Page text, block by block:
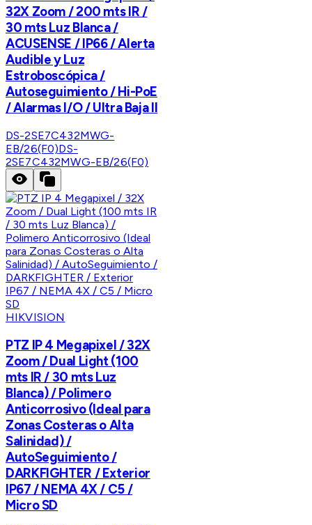
32X Zoom / 200 mts IR /
30 mts Luz Blanca /
ACUSENSE / IP66 / Alerta
Audible y Luz
Estroboscópica /
Autoseguimiento / Hi-PoE
/ Alarmas I/O / Ultra Baja Il
DS-2SE7C432MWG-
EB/26(F0)DS-
2SE7C432MWG-EB/26(F0)
HIKVISION
PTZ IP 4 Megapixel / 32X
Zoom / Dual Light (100
mts IR / 30 mts Luz
Blanca) / Polimero
Anticorrosivo (Ideal para
Zonas Costeras o Alta
Salinidad) /
AutoSeguimiento /
DARKFIGHTER / Exterior
IP67 / NEMA 4X / C5 /
Micro SD